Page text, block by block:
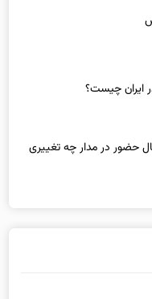
ایران چیست؟
حضور در مدار چه تغییری